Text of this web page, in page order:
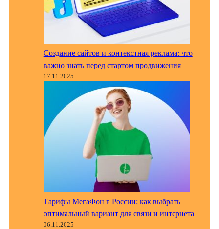
Создание сайтов и контекстная реклама: что
важно знать перед стартом продвижения
17.11.2025
Тарифы МегаФон в России: как выбрать
оптимальный вариант для связи и интернета
06.11.2025